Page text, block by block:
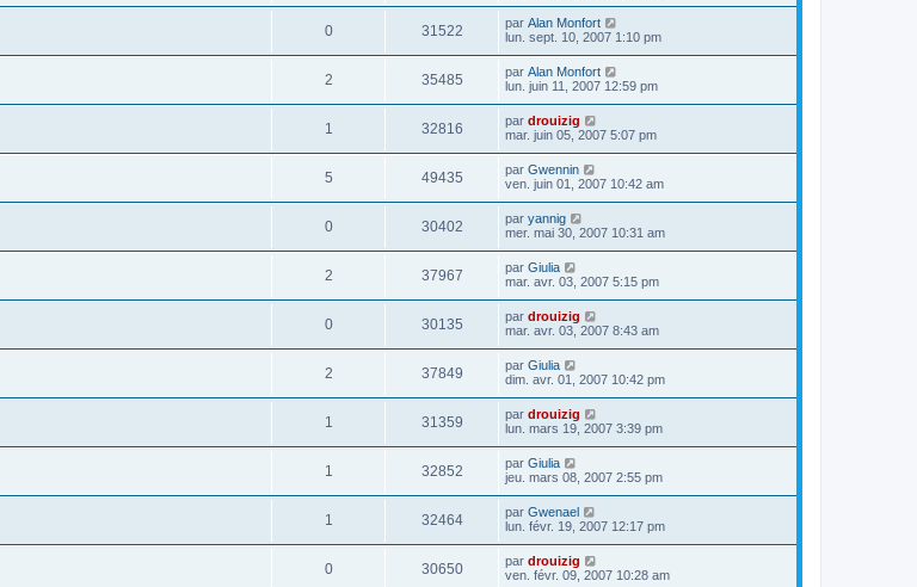
0 31522 par Alan Monfort
lun. sept. 10, 2007 1:10 pm
2 35485 par Alan Monfort
lun. juin 11, 2007 12:59 pm
1 32816 par drouizig
mar. juin 05, 2007 5:07 pm
5 49435 par Gwennin
ven. juin 01, 2007 10:42 am
0 30402 par yannig
mer. mai 30, 2007 10:31 am
2 37967 par Giulia
mar. avr. 03, 2007 5:15 pm
0 30135 par drouizig
mar. avr. 03, 2007 8:43 am
2 37849 par Giulia
dim. avr. 01, 2007 10:42 pm
1 31359 par drouizig
lun. mars 19, 2007 3:39 pm
1 32852 par Giulia
jeu. mars 08, 2007 2:55 pm
1 32464 par Gwenael
lun. févr. 19, 2007 12:17 pm
0 30650 par drouizig
ven. févr. 09, 2007 10:28 am